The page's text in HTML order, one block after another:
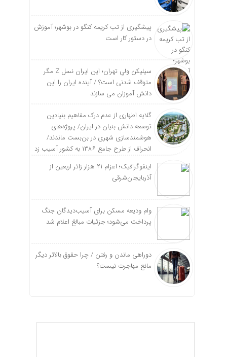
پیشگیری از تب کریمه کنگو در بوشهر؛ آموزش
در دستور کار است
سیلیکن ولیِ تهران؛ این ایران نسل Z مگر
متوقف شدنی است؟ / آینده ایران را این
دانش آموزان می سازند
گلایه اطهاری از عدم درک مفاهیم بنیادین
توسعه دانش بنیان در ایران/ پروژه‌های
هوشمندسازی شهری در بن‌بست ماندند/
انحراف از طرح جامع ۱۳۸۶ به کشور آسیب زد
اینفوگرافیک؛ اعزام ۲۱ هزار زائر اربعین از
آذربایجان‌شرقی
وام ودیعه مسکن برای آسیب‌دیدگان جنگ
پرداخت می‌شود؛ جزئیات مبالغ اعلام شد
دوراهی ماندن و رفتن / چرا حقوق بالاتر دیگر
مانع مهاجرت نیست؟